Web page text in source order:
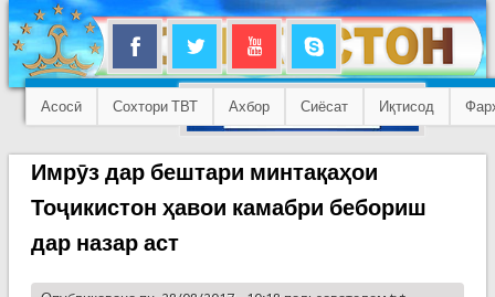
Асосӣ Сохтори ТВТ Ахбор Сиёсат Иқтисод
Имрӯз дар бештари минтақаҳои
Тоҷикистон ҳавои камабри бебориш
дар назар аст